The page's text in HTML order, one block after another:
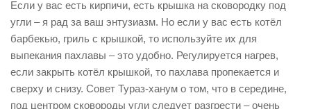
Если у вас есть кирпичи, есть крышка на сковородку под
угли – я рад за ваш энтузиазм. Но если у вас есть котёл
барбекью, гриль с крышкой, то используйте их для
выпекания пахлавы – это удобно. Регулируется нагрев,
если закрыть котёл крышкой, то пахлава пропекается и
сверху и снизу. Совет Тураз-ханум о том, что в середине,
под центром сковороды угли следует разгрести – очень